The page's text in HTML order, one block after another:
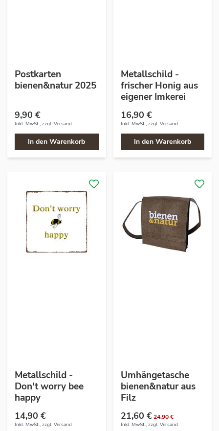
Postkarten
bienen&natur 2025
9,90 €
Inkl. MwSt., zzgl. Versand
In den Warenkorb
Metallschild -
frischer Honig aus
eigener Imkerei
16,90 €
Inkl. MwSt., zzgl. Versand
In den Warenkorb
Metallschild -
Don't worry bee
happy
14,90 €
Inkl. MwSt., zzgl. Versand
Umhängetasche
bienen&natur aus
Filz
21,60 €24,90 €
Inkl. MwSt., zzgl. Versand